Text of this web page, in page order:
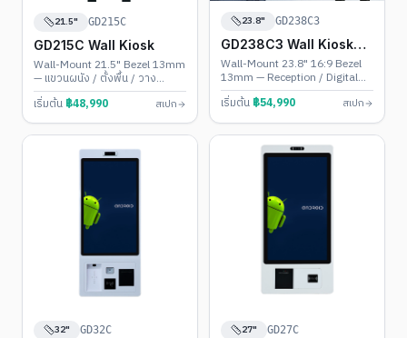
21.5" GD215C
GD215C Wall Kiosk
Wall-Mount 21.5" Bezel 13mm
— แขวนผนัง / ตั้งพื้น / วาง
เคาน์เตอร์
เริ่มต้น ฿48,990 สเปก
23.8" GD238C3
GD238C3 Wall Kiosk
(Landscape)
Wall-Mount 23.8" 16:9 Bezel
13mm — Reception / Digital
Menu
เริ่มต้น ฿54,990 สเปก
32" GD32C 27" GD27C